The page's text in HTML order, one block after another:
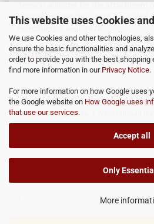
This website uses Cookies
We use Cookies and other technologies,
ensure the basic functionalities and
order to provide you with the best
find more information in our Privacy Notice.
For more information on how Google uses
the Google website on How Google uses
that use our services.
Accept all
Only
More
exhaust pipe of the JAWA types
DETAILS
Product No.: 3086
Shippingtime:
ca. 1 Week